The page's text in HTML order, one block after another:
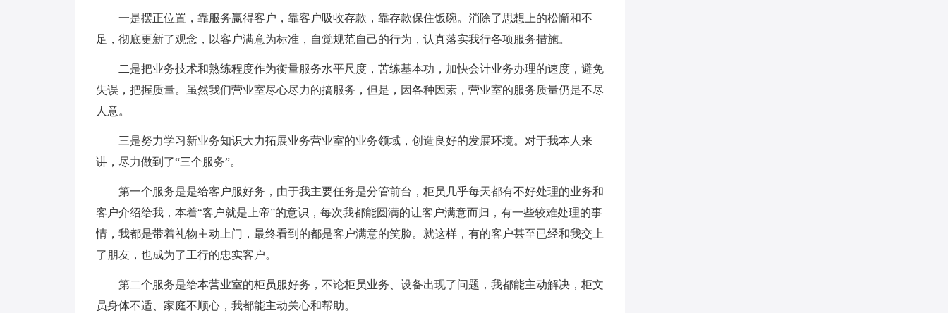
一是摆正位置，靠服务赢得客户，靠客户吸收存款，靠存款保住饭碗。消除了思想上的松懈和不
足，彻底更新了观念，以客户满意为标准，自觉规范自己的行为，认真落实我行各项服务措施。
二是把业务技术和熟练程度作为衡量服务水平尺度，苦练基本功，加快会计业务办理的速度，避免
失误，把握质量。虽然我们营业室尽心尽力的搞服务，但是，因各种因素，营业室的服务质量仍是不尽
人意。
三是努力学习新业务知识大力拓展业务营业室的业务领域，创造良好的发展环境。对于我本人来
讲，尽力做到了“三个服务”。
第一个服务是是给客户服好务，由于我主要任务是分管前台，柜员几乎每天都有不好处理的业务和
客户介绍给我，本着“客户就是上帝”的意识，每次我都能圆满的让客户满意而归，有一些较难处理的事
情，我都是带着礼物主动上门，最终看到的都是客户满意的笑脸。就这样，有的客户甚至已经和我交上
了朋友，也成为了工行的忠实客户。
第二个服务是给本营业室的柜员服好务，不论柜员业务、设备出现了问题，我都能主动解决，柜文
员身体不适、家庭不顺心，我都能主动关心和帮助。